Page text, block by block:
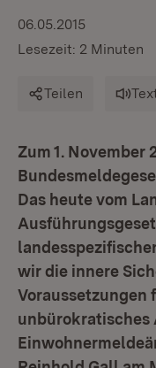
06.05.2015
Lesezeit: 2 Minuten
Teilen
Zum 1. November
Das heute vom
wir die innere
Voraussetzungen
unbürokratisches